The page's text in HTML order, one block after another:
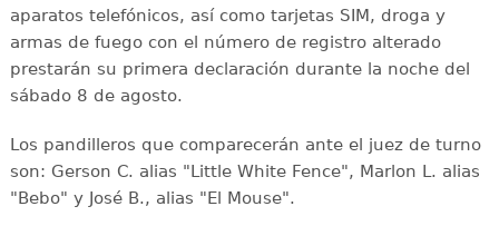
aparatos telefónicos, así como tarjetas SIM, droga y
armas de fuego con el número de registro alterado
prestarán su primera declaración durante la noche del
sábado 8 de agosto.
Los pandilleros que comparecerán ante el juez de turno
son: Gerson C. alias "Little White Fence", Marlon L. alias
"Bebo" y José B., alias "El Mouse".